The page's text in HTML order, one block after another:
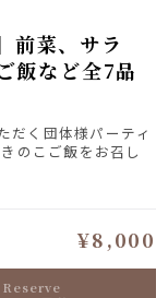
前菜、サラ
飯など全7品
く団体様パーティ
のこご飯をお召し
¥8,000
reserve